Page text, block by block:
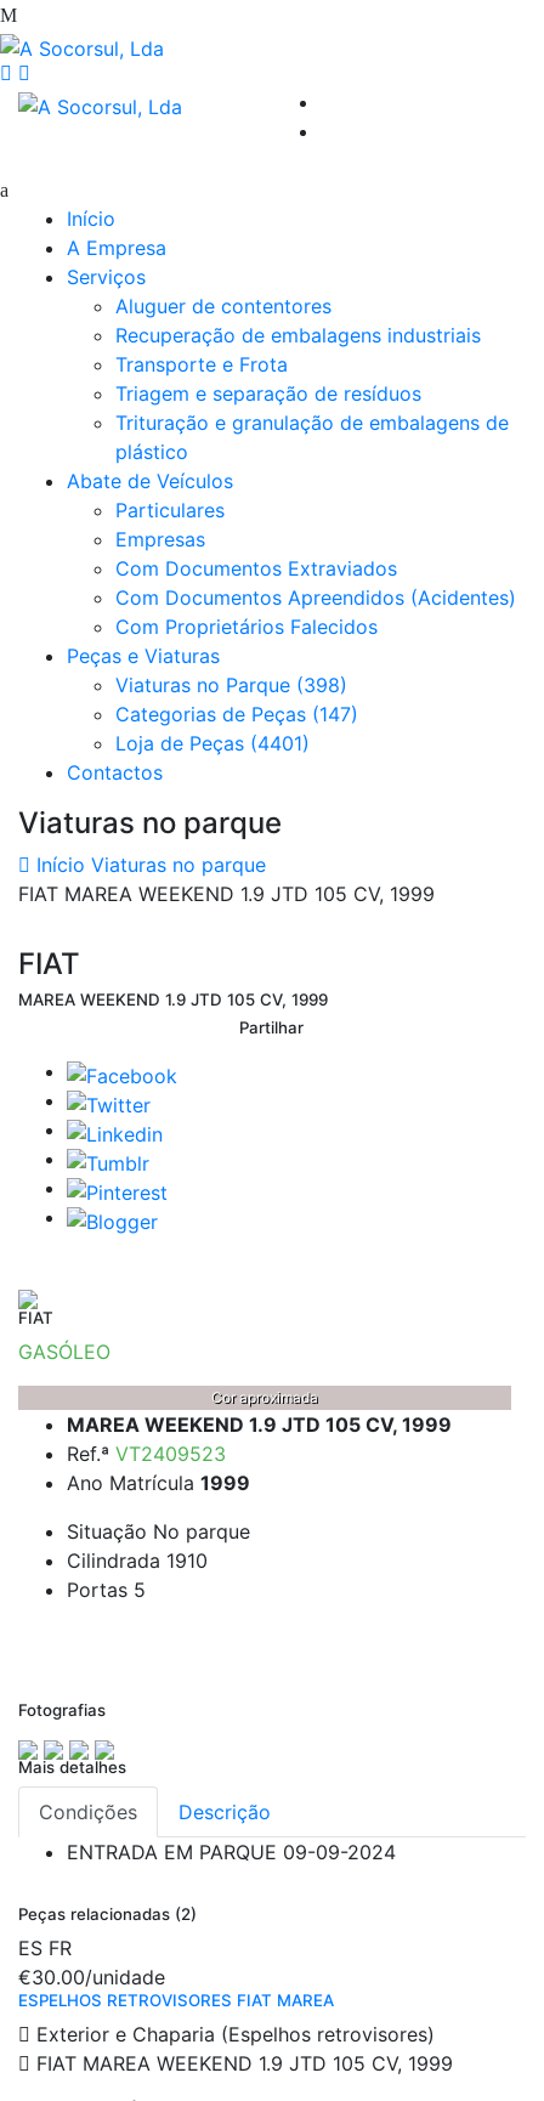
Início
A Empresa
Serviços
Aluguer de contentores
Recuperação de embalagens industriais
Transporte e Frota
Triagem e separação de resíduos
Trituração e granulação de embalagens de
plástico
Abate de Veículos
Particulares
Empresas
Com Documentos Extraviados
Com Documentos Apreendidos (Acidentes)
Com Proprietários Falecidos
Peças e Viaturas
Viaturas no Parque (398)
Categorias de Peças (147)
Loja de Peças (4401)
Contactos
Viaturas no parque
Início Viaturas no parque
FIAT MAREA WEEKEND 1.9 JTD 105 CV, 1999
FIAT
MAREA WEEKEND 1.9 JTD 105 CV, 1999
Partilhar
FIAT
GASÓLEO
Cor aproximada
MAREA WEEKEND 1.9 JTD 105 CV, 1999
Ref.ª VT2409523
Ano Matrícula 1999
Situação No parque
Cilindrada 1910
Portas 5
Fotografias
Mais detalhes
Condições
Descrição
ENTRADA EM PARQUE 09-09-2024
Peças relacionadas (2)
ES FR
€30.00/unidade
ESPELHOS RETROVISORES FIAT MAREA
Exterior e Chaparia (Espelhos retrovisores)
FIAT MAREA WEEKEND 1.9 JTD 105 CV, 1999